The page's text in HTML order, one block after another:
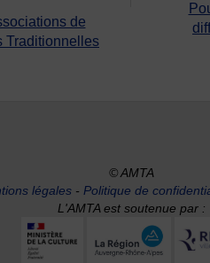
de
Traditionnelles
© AMTA
légales- Politique de
L'AMTA est soutenue par :